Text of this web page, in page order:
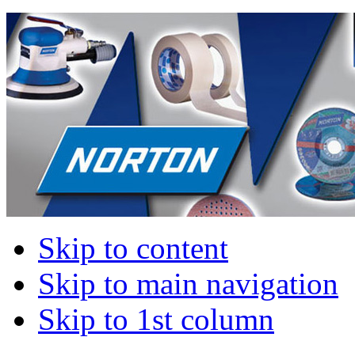
Skip to content
Skip to main navigation
Skip to 1st column